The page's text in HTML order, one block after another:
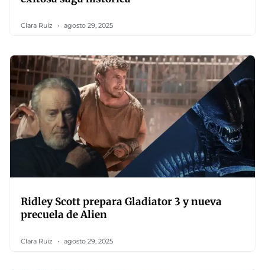
Clara Ruiz agosto 29, 2025
Ridley Scott prepara Gladiator 3 y nueva
precuela de Alien
Clara Ruiz agosto 29, 2025